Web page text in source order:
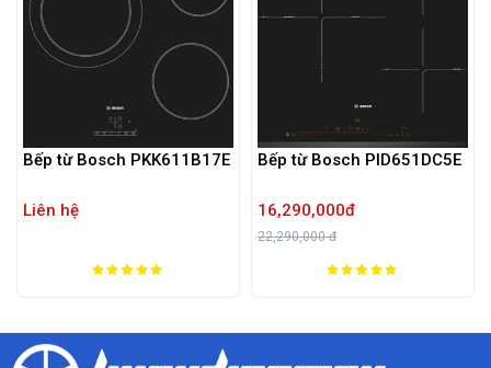
Bếp từ Bosch PKK611B17E
Liên hệ
Bếp từ Bosch PID651DC5E
16,290,000đ
22,290,000 đ